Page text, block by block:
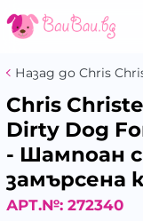
Назад до Chris
Chris
Dirty Dog
- Шампоан
замърсенa
АРТ.№: 272340